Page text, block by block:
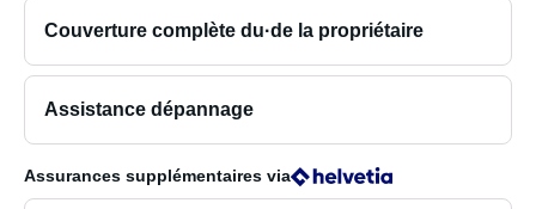
Couverture complète du·de la propriétaire
Assistance dépannage
Assurances supplémentaires via